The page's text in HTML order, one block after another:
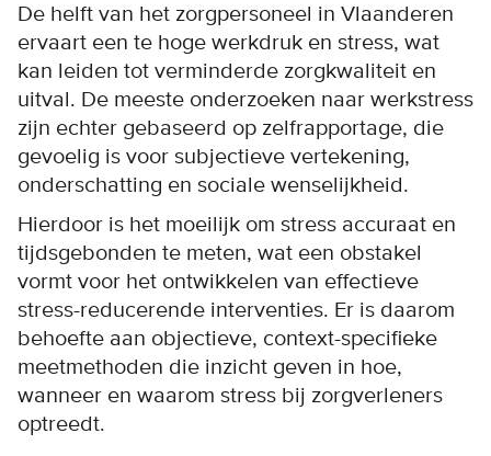
De helft van het zorgpersoneel in Vlaanderen
ervaart een te hoge werkdruk en stress, wat
kan leiden tot verminderde zorgkwaliteit en
uitval. De meeste onderzoeken naar werkstress
zijn echter gebaseerd op zelfrapportage, die
gevoelig is voor subjectieve vertekening,
onderschatting en sociale wenselijkheid.
Hierdoor is het moeilijk om stress accuraat en
tijdsgebonden te meten, wat een obstakel
vormt voor het ontwikkelen van effectieve
stress-reducerende interventies. Er is daarom
behoefte aan objectieve, context-specifieke
meetmethoden die inzicht geven in hoe,
wanneer en waarom stress bij zorgverleners
optreedt.